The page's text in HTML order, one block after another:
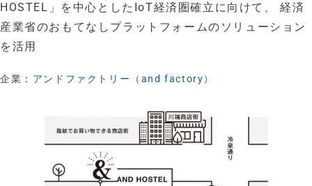
HOSTEL」を中心としたIoT経済圏確立に向けて、 経済
産業省のおもてなしプラットフォームのソリューション
を活用
企業： アンドファクトリー（and factory）